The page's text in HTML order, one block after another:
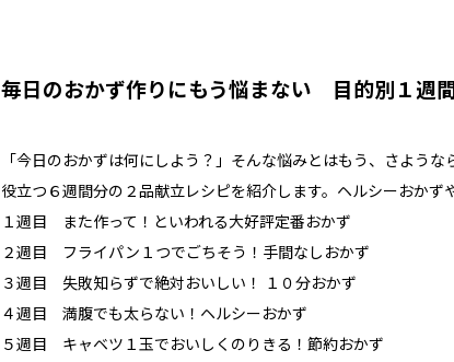
毎日のおかず作りにもう悩まない 目的別１週
「今日のおかずは何にしよう？」そんな悩みとはもう、さよう
役立つ６週間分の２品献立レシピを紹介します。ヘルシーおかず
１週目 また作って！といわれる大好評定番おかず
２週目 フライパン１つでごちそう！手間なしおかず
３週目 失敗知らずで絶対おいしい！ １０分おかず
４週目 満腹でも太らない！ヘルシーおかず
５週目 キャベツ１玉でおいしくのりきる！節約おかず